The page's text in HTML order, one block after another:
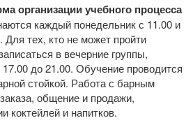
организации учебного процесса
каждый понедельник с 11.00 и
Для тех, кто не может пройти
в вечерние группы,
до 21.00. Обучение проводится
стойкой. Работа с барным
общение и продажи,
коктейлей и напитков.